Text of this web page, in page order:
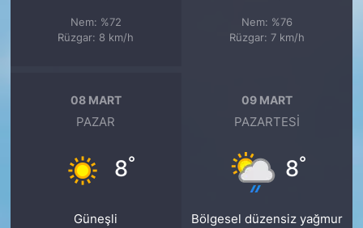
Nem: %72
Rüzgar: 8 km/h
Nem: %76
Rüzgar: 7 km/h
08 MART
PAZAR
8°
Güneşli
09 MART
PAZARTESI
8°
Bölgesel düzensiz yağmur